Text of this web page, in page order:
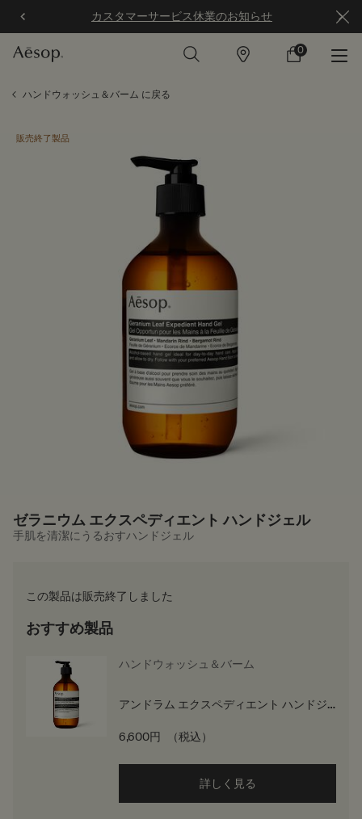
カスタマーサービス休業のお知らせ
店
カ
0
0 カート内の製
ハンドウォッシュ＆バーム に戻る
販売終了製品
ゼラニウム エクスペディエント ハンドジェル
手肌を清潔にうるおすハンドジェル
この製品は販売終了しました
おすすめ製品
ハンドウォッシュ＆バーム
アンドラム エクスペディエント ハンドジ
6,600円
（税込）
詳しく見る